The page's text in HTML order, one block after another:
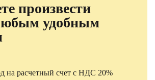
произвести
удобным
на расчетный счет с НДС 20%